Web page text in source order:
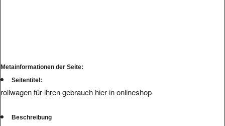
Metainformationen der Seite:
Seitentitel:
rollwagen für ihren gebrauch hier in onlineshop
Beschreibung